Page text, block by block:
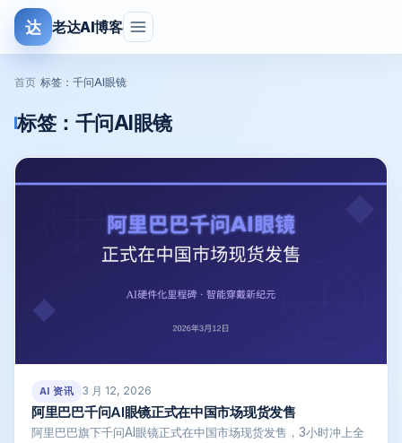
达 老达AI博客
首页 标签：千问AI眼镜
标签： 千问AI眼镜
AI 资讯 3 月 12, 2026
阿里巴巴千问AI眼镜正式在中国市场现货发售
阿里巴巴旗下千问AI眼镜正式在中国市场现货发售，3小时冲上全